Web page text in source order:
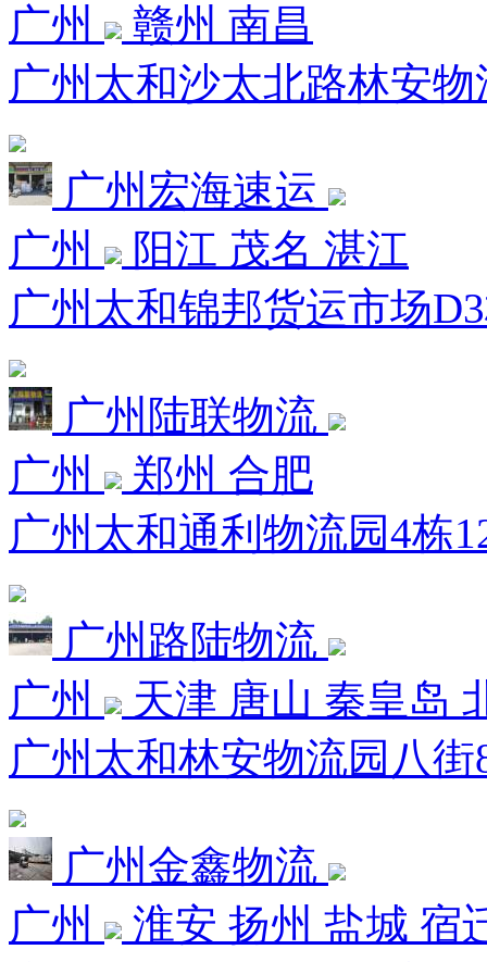
广州
赣州 南昌
广州太和沙太北路林安
广州宏海速运
广州
阳江 茂名 湛江
广州太和锦邦货运市场
广州陆联物流
广州
郑州 合肥
广州太和通利物流园4栋
广州路陆物流
广州
天津 唐山 秦皇岛
广州太和林安物流园八街
广州金鑫物流
广州
淮安 扬州 盐城 宿